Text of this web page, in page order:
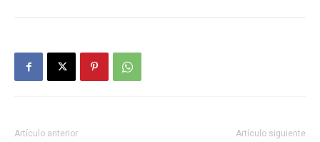
Artículo anterior Artículo siguiente